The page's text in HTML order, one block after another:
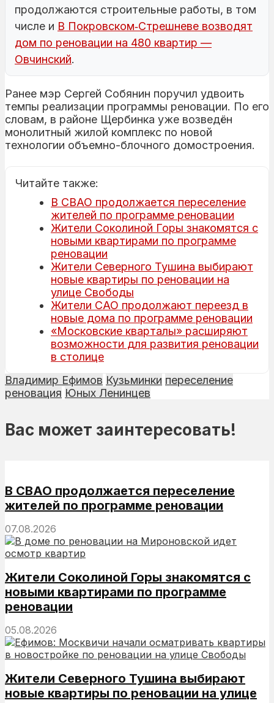
продолжаются строительные работы, в том
числе и В Покровском‑Стрешневе возводят
дом по реновации на 480 квартир —
Овчинский.
Ранее мэр Сергей Собянин поручил удвоить
темпы реализации программы реновации. По его
словам, в районе Щербинка уже возведён
монолитный жилой комплекс по новой
технологии объемно-блочного домостроения.
Читайте также:
В СВАО продолжается переселение
жителей по программе реновации
Жители Соколиной Горы знакомятся с
новыми квартирами по программе
реновации
Жители Северного Тушина выбирают
новые квартиры по реновации на
улице Свободы
Жители САО продолжают переезд в
новые дома по программе реновации
«Московские кварталы» расширяют
возможности для развития реновации
в столице
Владимир Ефимов Кузьминки переселение
реновация Юных Ленинцев
Вас может заинтересовать!
В СВАО продолжается переселение
жителей по программе реновации
07.08.2026
Жители Соколиной Горы знакомятся с
новыми квартирами по программе
реновации
05.08.2026
Жители Северного Тушина выбирают
новые квартиры по реновации на улице